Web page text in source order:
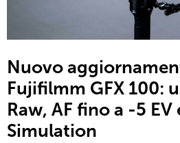
Nuovo
Fujifilmm GFX 100:
Raw, AF fino a -5 EV
Simulation